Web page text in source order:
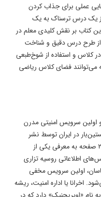
عملی برای جذاب کردن
یک درس ترسناک به یک
کتاب بر نقش کلیدی معلم در
طرح درس دقیق و شناخت
کلاس و استفاده از شوخ‌طبعی
می‌توانند فضای کلاس ریاضی
و اولین سرویس امنیتی مدرن
در ایران توسط نشر
آرمان رشد منتشر شد. این کتاب در ۲۸۸ صفحه به معرفی یکی از
اطلاعاتی روسیه تزاری
اولین سرویس مخفی
اخرانا یا اداره امنیت، ریشه